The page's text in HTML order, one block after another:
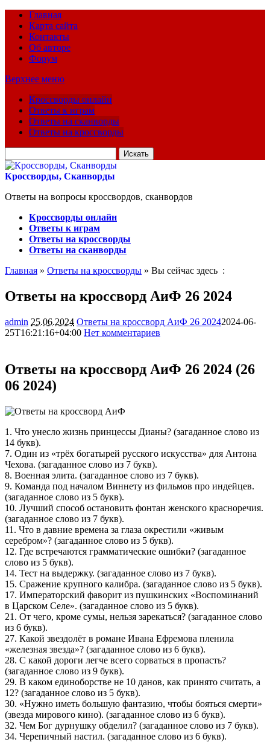
Главная
Карта сайта
Контакты
Об авторе
Форум
Верхнее меню
Кроссворды онлайн
Ответы к играм
Ответы на сканворды
Ответы на кроссворды
для:
Кроссворды, Сканворды
Ответы на вопросы кроссвордов, сканвордов
Кроссворды онлайн
Ответы к играм
Ответы на кроссворды
Ответы на сканворды
Главная » Ответы на кроссворды » Вы сейчас здесь :
Ответы на кроссворд АиФ 26 2024
admin 25.06.2024 Ответы на кроссворд АиФ 26 20242024-06-
25T16:21:16+04:00 Нет комментариев
Ответы на кроссворд АиФ 26 2024 (26
06 2024)
1. Что унесло жизнь принцессы Дианы? (загаданное слово из
14 букв).
7. Один из «трёх богатырей русского искусства» для Антона
Чехова. (загаданное слово из 7 букв).
8. Военная элита. (загаданное слово из 7 букв).
9. Команда под началом Виннету из фильмов про индейцев.
(загаданное слово из 5 букв).
10. Лучший способ остановить фонтан женского красноречия.
(загаданное слово из 7 букв).
11. Что в давние времена за глаза окрестили «живым
серебром»? (загаданное слово из 5 букв).
12. Где встречаются грамматические ошибки? (загаданное
слово из 5 букв).
14. Тест на выдержку. (загаданное слово из 7 букв).
15. Сражение крупного калибра. (загаданное слово из 5 букв).
17. Импе­раторский фаворит из пушкинских «Воспоминаний
в Царском Селе». (загаданное слово из 5 букв).
21. От чего, кроме сумы, нельзя зарекаться? (загаданное слово
из 6 букв).
27. Какой звездолёт в романе Ивана Ефремова пленила
«железная звезда»? (загаданное слово из 6 букв).
28. С какой дороги легче всего сорваться в пропасть?
(загаданное слово из 9 букв).
29. В каком единоборстве не 10 данов, как принято считать, а
12? (загаданное слово из 5 букв).
30. «Нужно иметь большую фантазию, чтобы бояться смерти»
(звезда мирового кино). (загаданное слово из 6 букв).
32. Чем Бог дурнушку обделил? (загаданное слово из 7 букв).
34. Черепичный настил. (загаданное слово из 6 букв).